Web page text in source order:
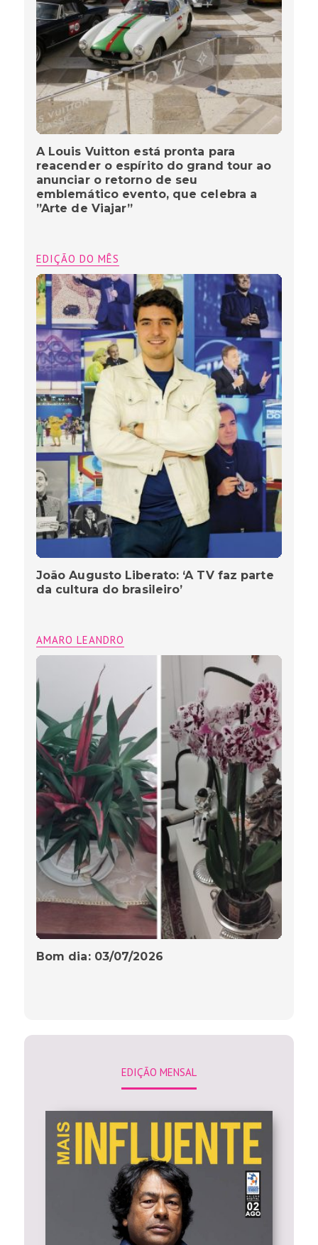
A Louis Vuitton está pronta para
reacender o espírito do grand tour ao
anunciar o retorno de seu
emblemático evento, que celebra a
”Arte de Viajar”
EDIÇÃO DO MÊS
João Augusto Liberato: ‘A TV faz parte
da cultura do brasileiro’
AMARO LEANDRO
Bom dia: 03/07/2026
EDIÇÃO MENSAL